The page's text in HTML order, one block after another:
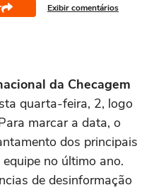
Exibir comentários
da Checagem
quarta-feira, 2, logo
marcar a data, o
dos principais
no último ano.
de desinformação